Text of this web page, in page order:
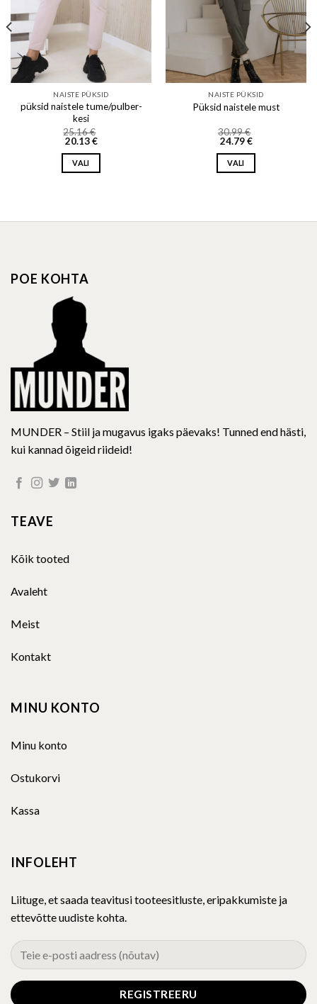
NAISTE PÜKSID
püksid naistele tume/pulber-
kesi
25.16€
20.13€
VALI
multiple
may
chosen
on
the
product
page
NAISTE PÜKSID
Püksid naistele must
30.99€
24.79€
VALI
multiple
POE KOHTA
MUNDER – Stiil ja mugavus igaks päevaks! Tunned end hästi,
kui kannad õigeid riideid!
TEAVE
Kõik tooted
Avaleht
Meist
Kontakt
MINU KONTO
Minu konto
Ostukorvi
Kassa
INFOLEHT
Liituge, et saada teavitusi tooteesitluste, eripakkumiste ja
ettevõtte uudiste kohta.